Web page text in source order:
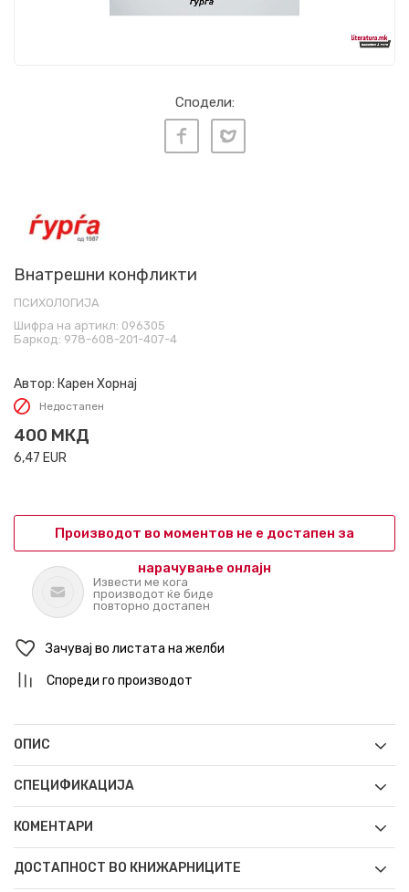
Сподели:
Внатрешни конфликти
ПСИХОЛОГИЈА
Шифра на артикл: 096305
Баркод: 978-608-201-407-4
Автор: Карен Хорнај
Недостапен
400 МКД
6,47 EUR
Производот во моментов не е достапен за
нарачување онлајн
Извести ме кога
производот ќе биде
повторно достапен
Зачувај во листата на желби
Спореди го производот
ОПИС
СПЕЦИФИКАЦИЈА
КОМЕНТАРИ
ДОСТАПНОСТ ВО КНИЖАРНИЦИТЕ